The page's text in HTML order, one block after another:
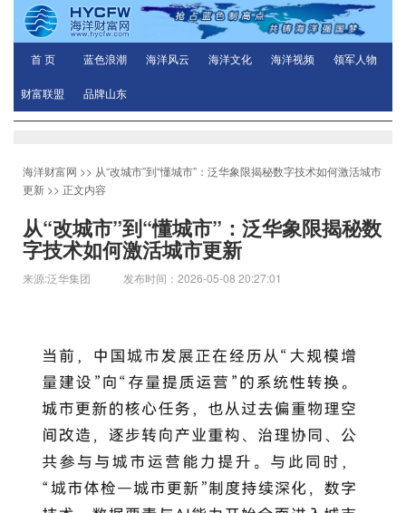
首 页 蓝色浪潮 海洋风云 海洋文化 海洋视频 领军人物
财富联盟 品牌山东
海洋财富网 >> 从“改城市”到“懂城市”：泛华象限揭秘数字技术如何激活城市
更新 >> 正文内容
从“改城市”到“懂城市”：泛华象限揭秘数
字技术如何激活城市更新
来源:泛华集团 发布时间：2026-05-08 20:27:01